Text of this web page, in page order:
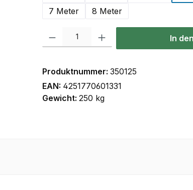
7 Meter
8 Meter
Produkt Anzahl: Gib den gewünschten
In
Produktnummer: 350125
EAN: 4251770601331
Gewicht: 250 kg